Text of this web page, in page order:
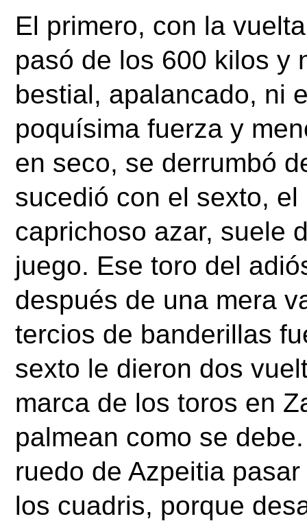
El primero, con la
pasó de los 600 kilos y
bestial, apalancado, ni
poquísima fuerza y
en seco, se derrumbó
sucedió con el sexto,
caprichoso azar, suele
juego. Ese toro del
después de una mera
tercios de banderillas
sexto le dieron dos
marca de los toros en
palmean como se
ruedo de Azpeitia
los cuadris, porque